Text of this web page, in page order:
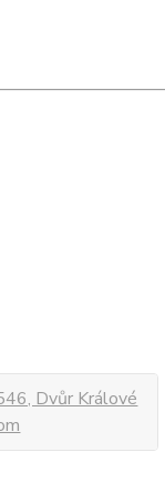
Dvůr Králové